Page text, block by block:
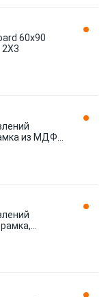
60х90
из МДФ,
658250 2X3
658251